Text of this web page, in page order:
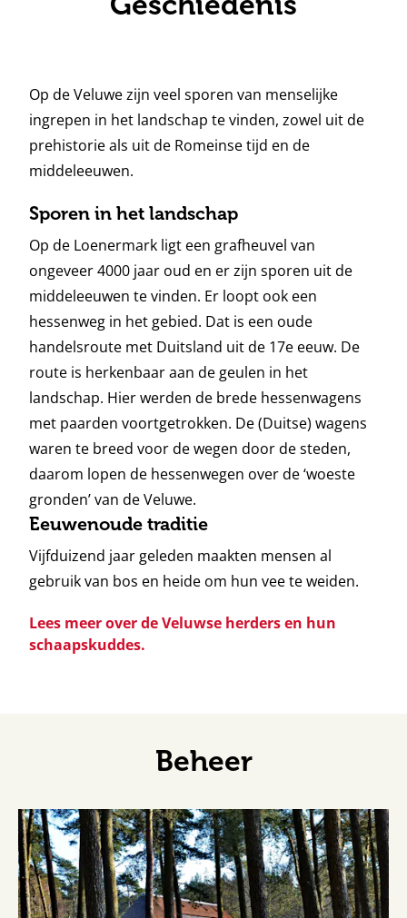
Op de Veluwe zijn veel sporen van menselijke
ingrepen in het landschap te vinden, zowel uit de
prehistorie als uit de Romeinse tijd en de
middeleeuwen.
Sporen in het landschap
Op de Loenermark ligt een grafheuvel van
ongeveer 4000 jaar oud en er zijn sporen uit de
middeleeuwen te vinden. Er loopt ook een
hessenweg in het gebied. Dat is een oude
handelsroute met Duitsland uit de 17e eeuw. De
route is herkenbaar aan de geulen in het
landschap. Hier werden de brede hessenwagens
met paarden voortgetrokken. De (Duitse) wagens
waren te breed voor de wegen door de steden,
daarom lopen de hessenwegen over de ‘woeste
gronden’ van de Veluwe.
Eeuwenoude traditie
Vijfduizend jaar geleden maakten mensen al
gebruik van bos en heide om hun vee te weiden.
Lees meer over de Veluwse herders en hun
schaapskuddes.
Beheer